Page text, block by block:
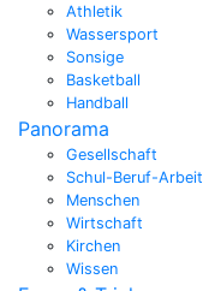
Athletik
Wassersport
Sonsige
Basketball
Handball
Panorama
Gesellschaft
Schul-Beruf-Arbeit
Menschen
Wirtschaft
Kirchen
Wissen